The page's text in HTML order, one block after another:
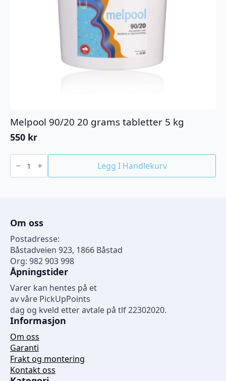
Melpool 90/20 20 grams tabletter 5 kg
550 kr
Melpool
90/20
grams
Legg I Handlekurv
Om oss
Postadresse:
Båstadveien 923, 1866 Båstad
Org: 982 903 998
Åpningstider
Varer kan hentes på et
av våre PickUpPoints
dag og kveld etter avtale på tlf 22302020.
Informasjon
Om oss
Garanti
Frakt og montering
Kontakt oss